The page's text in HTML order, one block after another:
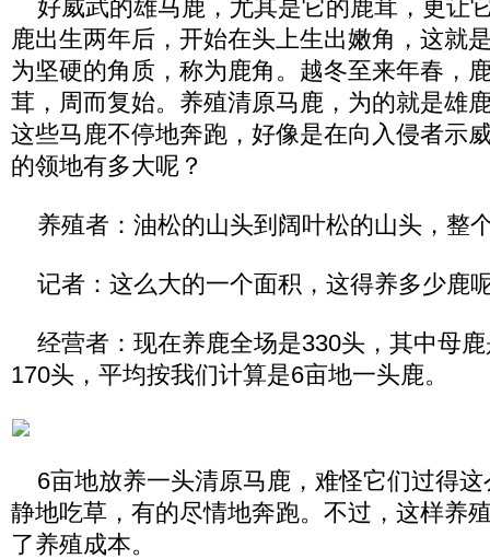
好威武的雄马鹿，尤其是它的鹿茸，更让
鹿出生两年后，开始在头上生出嫩角，这就
为坚硬的角质，称为鹿角。越冬至来年春，
茸，周而复始。养殖清原马鹿，为的就是雄
这些马鹿不停地奔跑，好像是在向入侵者示
的领地有多大呢？
养殖者：油松的山头到阔叶松的山头，整
记者：这么大的一个面积，这得养多少鹿
经营者：现在养鹿全场是330头，其中母
170头，平均按我们计算是6亩地一头鹿。
6亩地放养一头清原马鹿，难怪它们过得这
静地吃草，有的尽情地奔跑。不过，这样养
了养殖成本。